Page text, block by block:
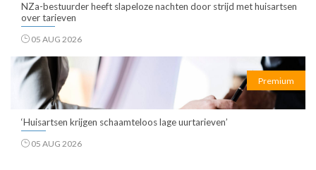
NZa-bestuurder heeft slapeloze nachten door strijd met huisartsen
over tarieven
05 AUG 2026
Premium
‘Huisartsen krijgen schaamteloos lage uurtarieven’
05 AUG 2026